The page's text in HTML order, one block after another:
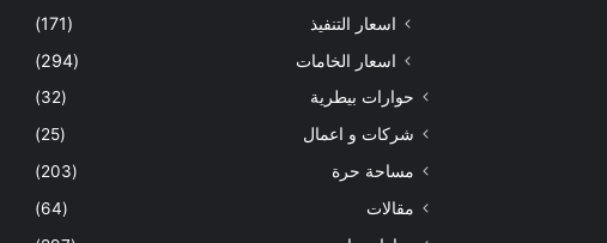
اسعار التنفيذ
(171)
اسعار الخامات
(294)
حوارات بيطرية
(32)
شركات و اعمال
(25)
مساحة حرة
(203)
مقالات
(64)